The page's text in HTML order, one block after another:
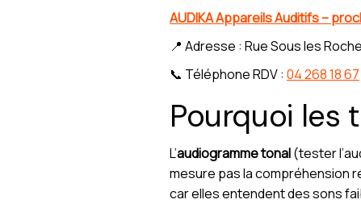
AUDIKA Appareils Auditifs –
📍 Adresse : Rue Sous les
📞 Téléphone RDV : 04 268 18 67
Pourquoi les
L’audiogramme tonal(tester
mesure pas la compréhension
car elles entendent des sons